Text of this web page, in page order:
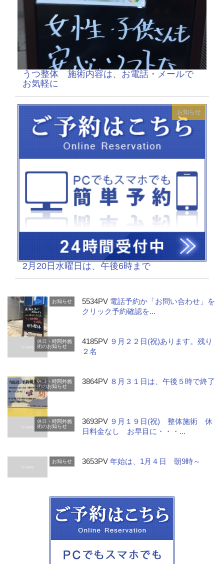
うつ整体 施術内容は、お電話・メールで
お気軽に
お知らせ
2月20日水曜日は、午後6時まで
お知らせ 5534PV 電話予約か「お問い合わせ」を
クリック予約確認を...
休日・時間外施
術のお知らせ
4185PV ９月２２日(祝)あります。残り
２名
休日・時間外施
術のお知らせ
3864PV ８月３１日は、午後５時で終了
休日・時間外施
術のお知らせ
3693PV ９月１９日(祝) 整体施術 休
日料金なし お早目に・・・...
お知らせ 3653PV年始は、1月４日 朝9時～